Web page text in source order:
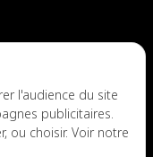
l'audience du site
publicitaires.
ou choisir. Voir notre